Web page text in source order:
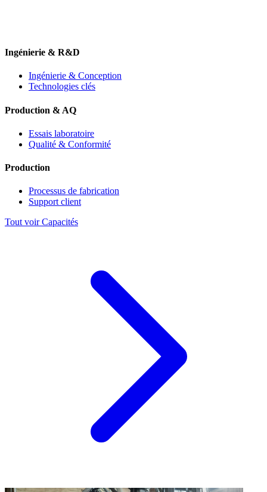
Ingénierie & R&D
Ingénierie & Conception
Technologies clés
Production & AQ
Essais laboratoire
Qualité & Conformité
Production
Processus de fabrication
Support client
Tout voir Capacités